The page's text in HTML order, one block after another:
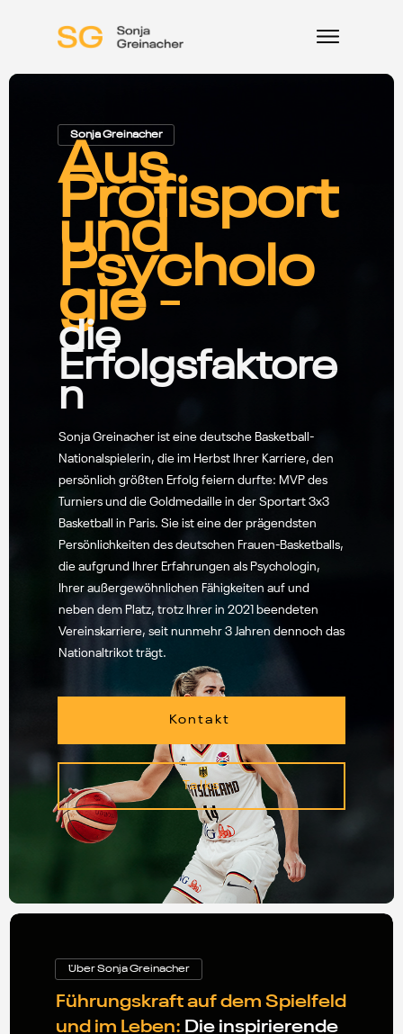
Sonja Greinacher
Aus
Profisport
und
Psycholo
gie-
die
Erfolgsfaktore
n
Sonja Greinacher ist eine deutsche Basketball-
Nationalspielerin, die im Herbst Ihrer Karriere, den
persönlich größten Erfolg feiern durfte: MVP des
Turniers und die Goldmedaille in der Sportart 3x3
Basketball in Paris. Sie ist eine der prägendsten
Persönlichkeiten des deutschen Frauen-Basketballs,
die aufgrund Ihrer Erfahrungen als Psychologin,
Ihrer außergewöhnlichen Fähigkeiten auf und
neben dem Platz, trotz Ihrer in 2021 beendeten
Vereinskarriere, seit nunmehr 3 Jahren dennoch das
Nationaltrikot trägt.
Kontakt
Talks
¨Uber Sonja Greinacher
Führungskraft auf dem Spielfeld
und im Leben: Die inspirierende